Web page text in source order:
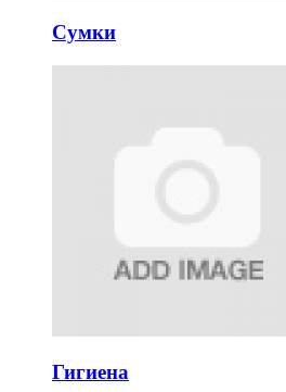
Сумки
Гигиена